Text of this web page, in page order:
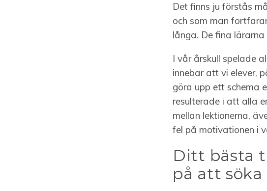
Det finns ju förstås
och som man
långa. De fina
I vår årskull spelade
innebar att vi elever,
göra upp ett schema
resulterade i att alla
mellan lektionerna,
fel på motivationen i
Ditt bästa
på att